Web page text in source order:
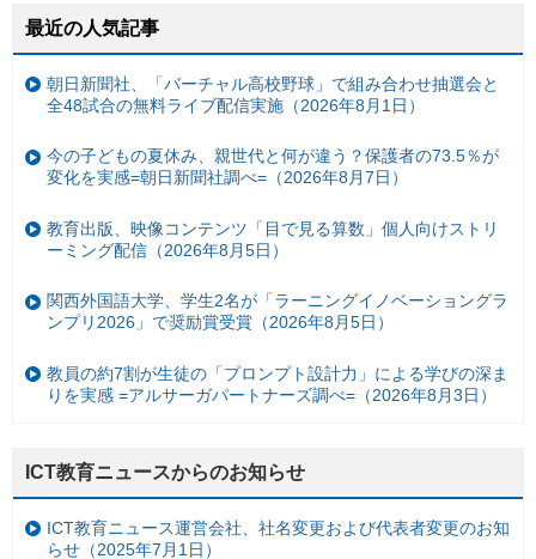
最近の人気記事
朝日新聞社、「バーチャル高校野球」で組み合わせ抽選会と
全48試合の無料ライブ配信実施（2026年8月1日）
今の子どもの夏休み、親世代と何が違う？保護者の73.5％が
変化を実感=朝日新聞社調べ=（2026年8月7日）
教育出版、映像コンテンツ「目で見る算数」個人向けストリ
ーミング配信（2026年8月5日）
関西外国語大学、学生2名が「ラーニングイノベーショングラ
ンプリ2026」で奨励賞受賞（2026年8月5日）
教員の約7割が生徒の「プロンプト設計力」による学びの深ま
りを実感 =アルサーガパートナーズ調べ=（2026年8月3日）
ICT教育ニュースからのお知らせ
ICT教育ニュース運営会社、社名変更および代表者変更のお知
らせ（2025年7月1日）